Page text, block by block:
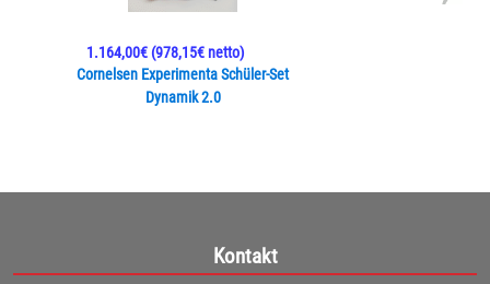
Cornelsen Experimenta Schüler-Set
Dynamik 2.0
1.164,00€(978,15€ netto)
Kontakt